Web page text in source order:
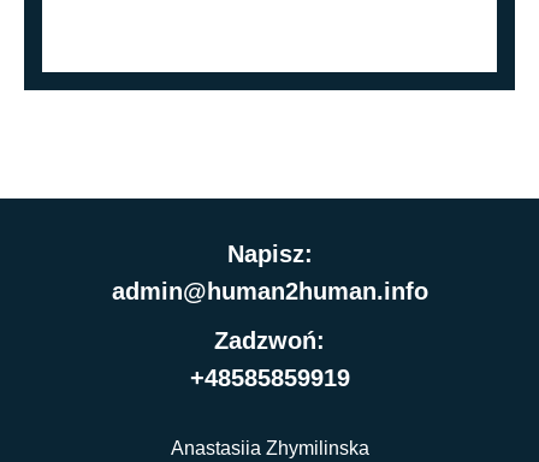
Anastasiia Zhymilinska
Napisz:
admin@human2human.info
Zadzwoń:
+48585859919